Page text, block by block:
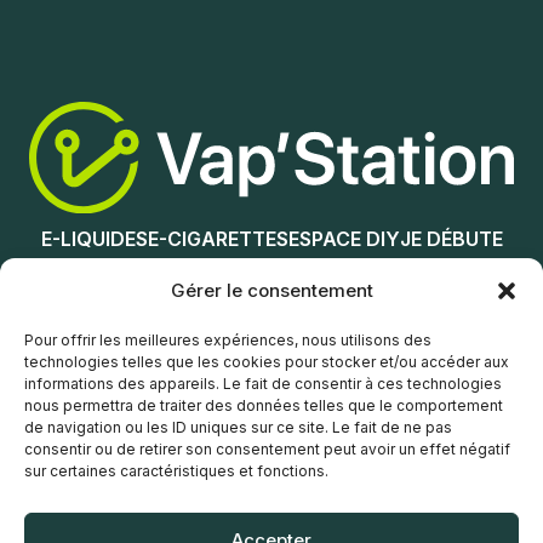
Gérer le consentement
Pour offrir les meilleures expériences, nous utilisons des
technologies telles que les cookies pour stocker et/ou accéder aux
informations des appareils. Le fait de consentir à ces technologies
nous permettra de traiter des données telles que le comportement
de navigation ou les ID uniques sur ce site. Le fait de ne pas
consentir ou de retirer son consentement peut avoir un effet négatif
sur certaines caractéristiques et fonctions.
Ajouter au panier
E-LIQUIDESE-CIGARETTESESPACE DIYJE DÉBUTE
NOS MAGASINS
Service client